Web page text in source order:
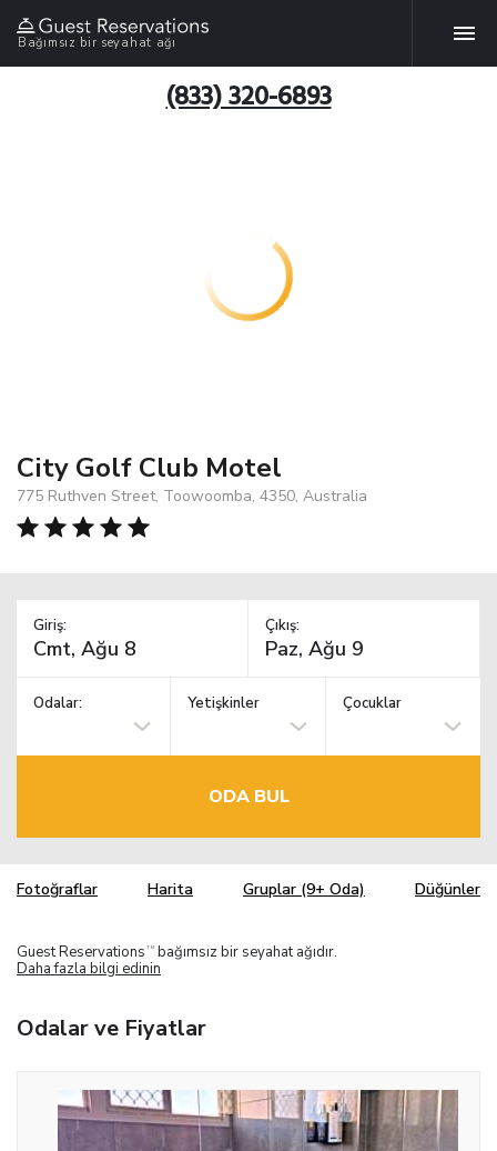
Bağımsız bir seyahat ağı
(833) 320-6893
City Golf Club Motel
775 Ruthven Street, Toowoomba, 4350, Australia
Giriş: Çıkış:
Odalar: Yetişkinler Çocuklar
ODA BUL
Fotoğraflar Harita Gruplar (9+ Oda) Düğünler
Guest Reservations TM bağımsız bir seyahat ağıdır.
Daha fazla bilgi edinin
Odalar ve Fiyatlar